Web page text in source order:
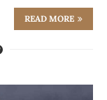
READ MORE